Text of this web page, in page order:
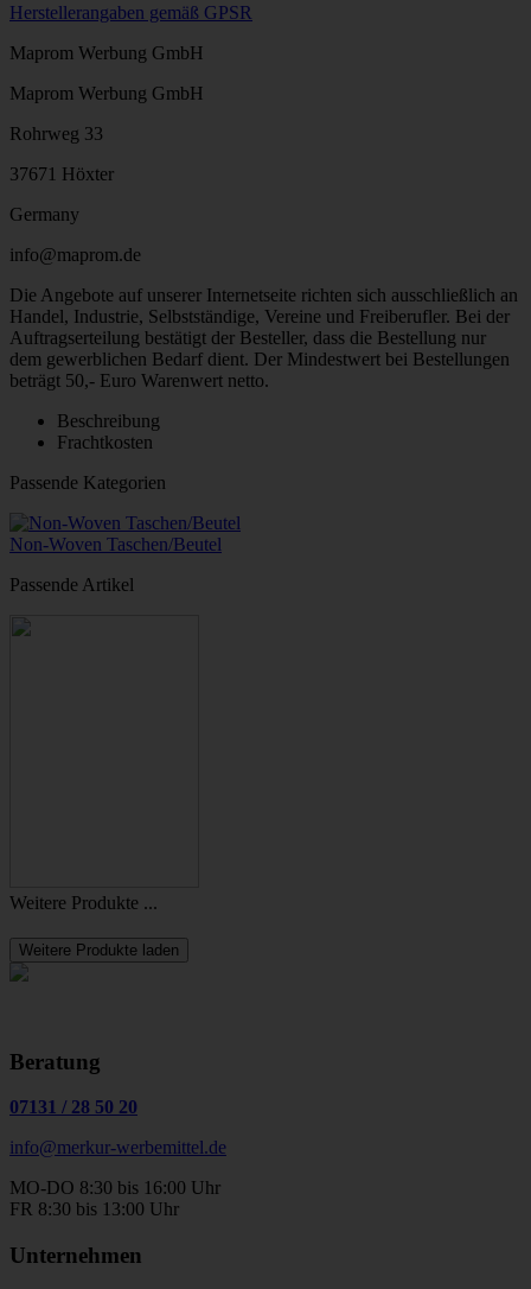
Herstellerangaben gemäß GPSR
Maprom Werbung GmbH
Maprom Werbung GmbH
Rohrweg 33
37671 Höxter
Germany
info@maprom.de
Die Angebote auf unserer Internetseite richten sich ausschließlich an
Handel, Industrie, Selbstständige, Vereine und Freiberufler. Bei der
Auftragserteilung bestätigt der Besteller, dass die Bestellung nur
dem gewerblichen Bedarf dient. Der Mindestwert bei Bestellungen
beträgt 50,- Euro Warenwert netto.
Beschreibung
Frachtkosten
Passende Kategorien
Non-Woven Taschen/Beutel
Passende Artikel
Weitere Produkte ...
Weitere Produkte laden
Beratung
07131 / 28 50 20
info@merkur-werbemittel.de
MO-DO 8:30 bis 16:00 Uhr
FR 8:30 bis 13:00 Uhr
Unternehmen